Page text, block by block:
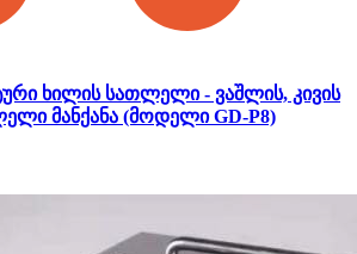
ხილის სათლელი - ვაშლის, კივის
მანქანა (მოდელი GD-P8)